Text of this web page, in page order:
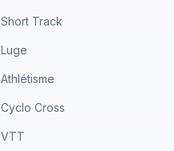
Short Track
Luge
Athlétisme
Cyclo Cross
VTT